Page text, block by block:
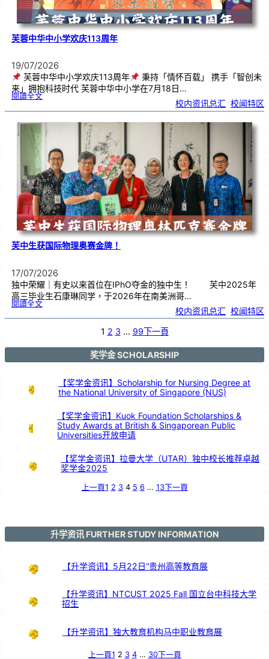
芙蓉中华中小学欢庆113周年
19/07/2026
芙蓉中华中小学欢庆113周年
秉持「情怀百载」 携手「智创未
来」拥抱科技时代 芙蓉中华中小学在7月18日…
閱讀全文:芙
华
小
学
欢庆
周
年
校内资讯总汇 校闻特区
芙中生获国际物理奥赛金牌！
17/07/2026
独中荣耀｜有史以来首位在IPhO夺金的独中生！ 芙中2025年
高三毕业生石康琳同学，于2026年在南美洲哥…
閱讀全文:芙
获
金
校内资讯总汇 校闻特区
1 2 3 … 99下一頁
奖学金 SCHOLARSHIP
【奖学金资讯】Scholarship for Nursing Degree at
the National University of Singapore (NUS)
【奖学金资讯】Kuok Foundation Scholarships &
Study Awards at British & Singaporean Public
Universities开放申请
【奖学金资讯】拉曼大学（UTAR）独中校长推荐卓越
奖学金2025
上一頁1 2 3 4 5 6 … 13下一頁
升学资讯 FURTHER STUDY INFORMATION
【升学资讯】5月22日“贵州高等教育展
【升学资讯】NTCUST 2025 Fall 国立台中科技大学
招生
【升学资讯】独大教育机构马中职业教育展
上一頁1 2 3 4 … 30下一頁